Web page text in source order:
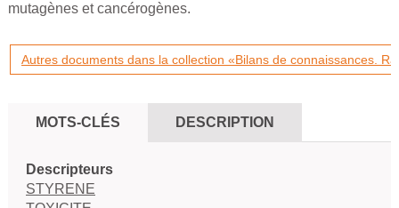
mutagènes et cancérogènes.
Autres documents dans la collection «Bilans de connaissances.
MOTS-CLÉS DESCRIPTION
Descripteurs
STYRENE